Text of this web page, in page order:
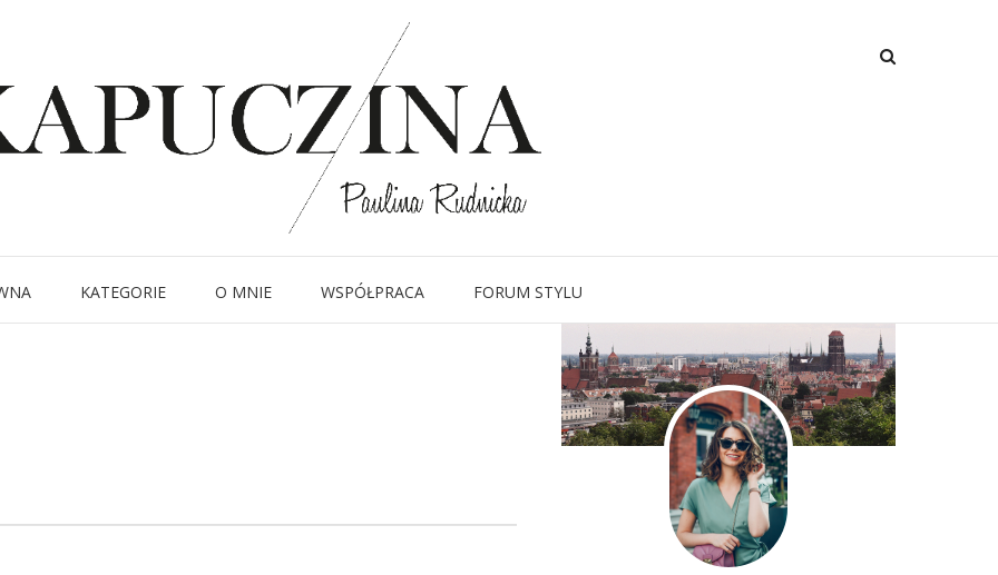
KATEGORIE O MNIE WSPÓŁPRACA FORUM STYLU
IMG_9656
Written byKapuczina in